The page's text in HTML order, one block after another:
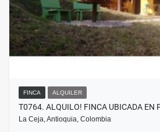
FINCA ALQUILER
T0764. ALQUILO! FINCA UBICADA EN
La Ceja, Antioquia, Colombia